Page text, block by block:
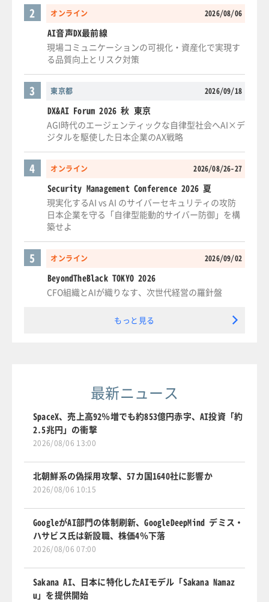
オンライン 2026/08/06
2
AI音声DX最前線
現場コミュニケーションの可視化・資産化で実現す
る品質向上とリスク対策
東京都 2026/09/18
3
DX&AI Forum 2026 秋 東京
AGI時代のエージェンティックな自律型社会へAI×デ
ジタルを駆使した日本企業のAX戦略
オンライン 2026/08/26-27
4
Security Management Conference 2026 夏
現実化するAI vs AI のサイバーセキュリティの攻防
日本企業を守る「自律型能動的サイバー防御」を構
築せよ
オンライン 2026/09/02
5
BeyondTheBlack TOKYO 2026
CFO組織とAIが織りなす、次世代経営の羅針盤
もっと見る
最新ニュース
SpaceX、売上高92％増でも約853億円赤字、AI投資「約
2.5兆円」の衝撃
2026/08/06 13:00
北朝鮮系の偽採用攻撃、57カ国1640社に影響か
2026/08/06 10:15
GoogleがAI部門の体制刷新、GoogleDeepMind デミス・
ハサビス氏は新設職、株価4％下落
2026/08/06 07:00
Sakana AI、日本に特化したAIモデル「Sakana Namaz
u」を提供開始